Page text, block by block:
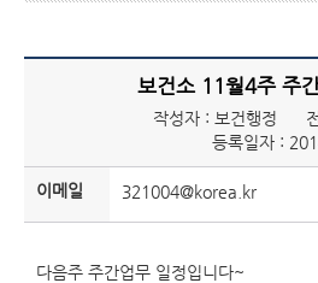
보건소 11월4주 주
작성자 : 보건행정
등록일자 :
이메일 321004@korea.kr
다음주 주간업무 일정입니다~